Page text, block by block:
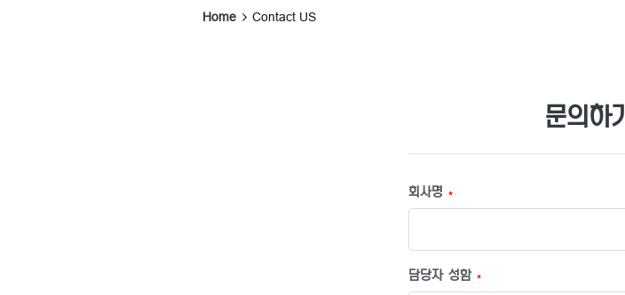
Home Contact US
문의하기
회사명 *
담당자 성함 *